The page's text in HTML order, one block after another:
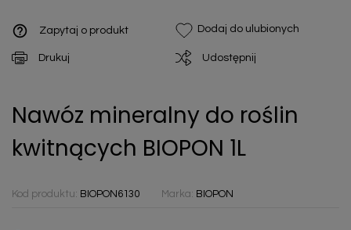
help_outline Zapytaj o produkt Dodaj do ulubionych
Drukuj Udostępnij
Nawóz mineralny do roślin
kwitnących BIOPON 1L
Kod produktu: BIOPON6130 Marka: BIOPON